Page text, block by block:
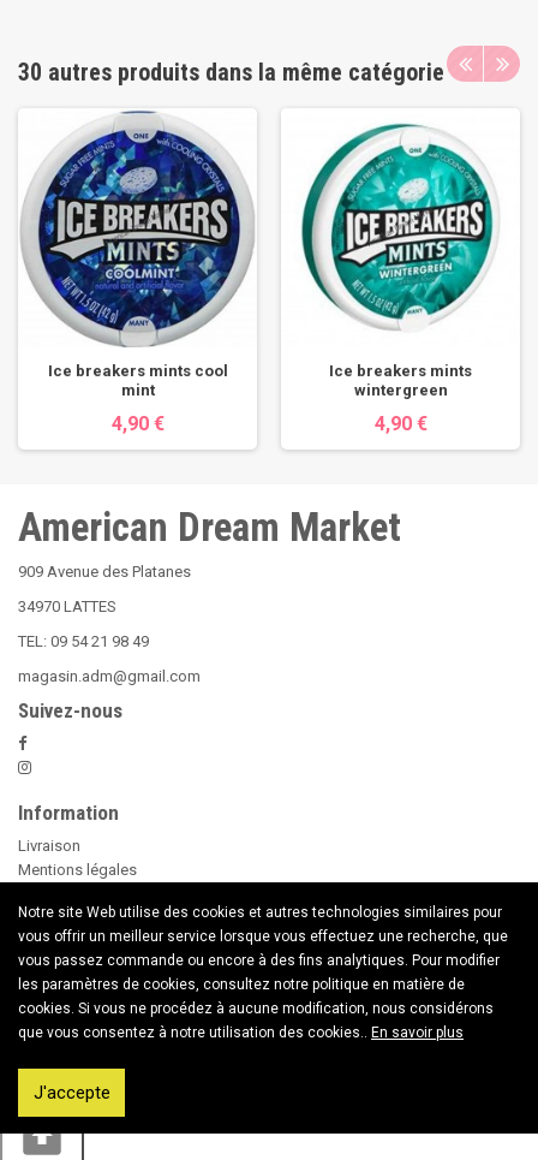
Notre site Web utilise des cookies et autres technologies similaires pour
vous offrir un meilleur service lorsque vous effectuez une recherche, que
vous passez commande ou encore à des fins analytiques. Pour modifier
les paramètres de cookies, consultez notre politique en matière de
cookies. Si vous ne procédez à aucune modification, nous considérons
que vous consentez à notre utilisation des cookies.. En savoir plus
J'accepte
30 autres produits dans la même catégorie
Ice breakers mints cool
mint
4,90 €
Ice breakers mints
wintergreen
4,90 €
American Dream Market
909 Avenue des Platanes
34970 LATTES
TEL: 09 54 21 98 49
magasin.adm@gmail.com
Suivez-nous
Information
Livraison
Mentions légales
Paiement sécurisé
Le Beer Pong
conseils d'utilisation des Bougies
Nouveaux Produits
Contactez nous